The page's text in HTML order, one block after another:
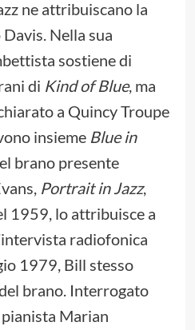
ne attribuiscano la
Nella sua
sostiene di
di Kind of Blue, ma
a Quincy Troupe
insieme Blue in
brano presente
Portrait in Jazz,
1959, lo attribuisce a
radiofonica
1979, Bill stesso
brano. Interrogato
Marian